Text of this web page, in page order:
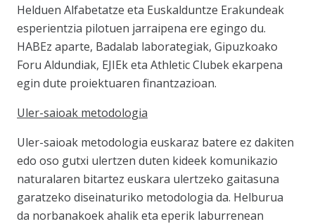
Helduen Alfabetatze eta Euskalduntze Erakundeak
esperientzia pilotuen jarraipena ere egingo du.
HABEz aparte, Badalab laborategiak, Gipuzkoako
Foru Aldundiak, EJIEk eta Athletic Clubek ekarpena
egin dute proiektuaren finantzazioan.
Uler-saioak metodologia
Uler-saioak metodologia euskaraz batere ez dakiten
edo oso gutxi ulertzen duten kideek komunikazio
naturalaren bitartez euskara ulertzeko gaitasuna
garatzeko diseinaturiko metodologia da. Helburua
da norbanakoek ahalik eta eperik laburrenean